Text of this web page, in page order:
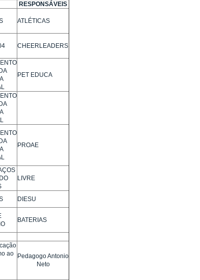
RESPONSÁVEIS
ATLÉTICAS
CHEERLEADERS
PET EDUCA
PROAE
LIVRE
DIESU
BATERIAS
ao
Pedagogo Antonio
Neto